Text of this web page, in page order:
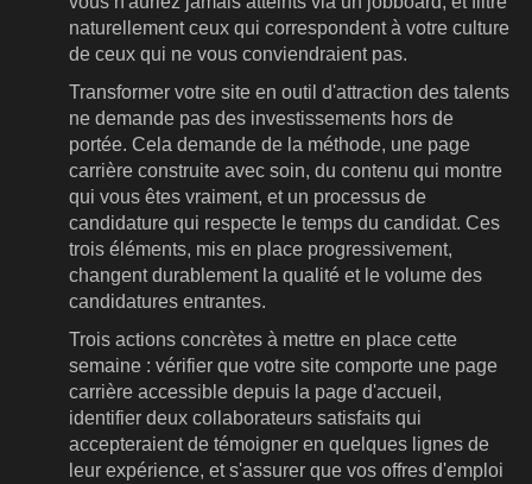
naturellement ceux qui correspondent à votre culture
de ceux qui ne vous conviendraient pas.
Transformer votre site en outil d'attraction des talents
ne demande pas des investissements hors de
portée. Cela demande de la méthode, une page
carrière construite avec soin, du contenu qui montre
qui vous êtes vraiment, et un processus de
candidature qui respecte le temps du candidat. Ces
trois éléments, mis en place progressivement,
changent durablement la qualité et le volume des
candidatures entrantes.
Trois actions concrètes à mettre en place cette
semaine : vérifier que votre site comporte une page
carrière accessible depuis la page d'accueil,
identifier deux collaborateurs satisfaits qui
accepteraient de témoigner en quelques lignes de
leur expérience, et s'assurer que vos offres d'emploi